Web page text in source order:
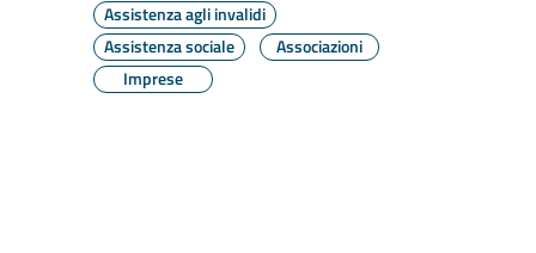
Assistenza agli invalidi
Assistenza sociale
Associazioni
Imprese